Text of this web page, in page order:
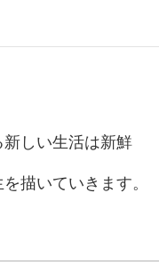
しい生活は新鮮
描いていきます。